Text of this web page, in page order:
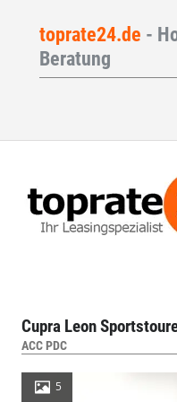
toprate24.de -
Beratung
Cupra Leon
ACC PDC
5